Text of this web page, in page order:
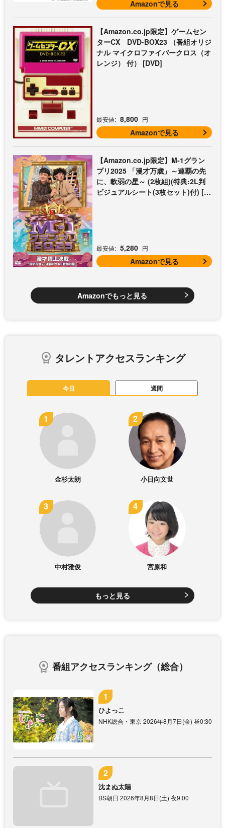
Amazonで見る
【Amazon.co.jp限定】ゲームセン
ターCX DVD-BOX23 （番組オリジ
ナル マイクロファイバークロス（オ
レンジ） 付） [DVD]
最安値: 8,800 円
Amazonで見る
【Amazon.co.jp限定】M-1グラン
プリ2025 「漫才万歳」～連覇の先
に、軟弱の星～ (2枚組)(特典:2L判
ビジュアルシート(3枚セット)付) [D
最安値: 5,280 円
Amazonで見る
Amazonでもっと見る
タレントアクセスランキング
今日 週間
金杉太朗 小日向文世
中村雅俊 宮原和
もっと見る
番組アクセスランキング（総合）
ひよっこ
NHK総合・東京 2026年8月7日(金) 昼0:30
沈まぬ太陽
BS朝日 2026年8月8日(土) 夜9:00